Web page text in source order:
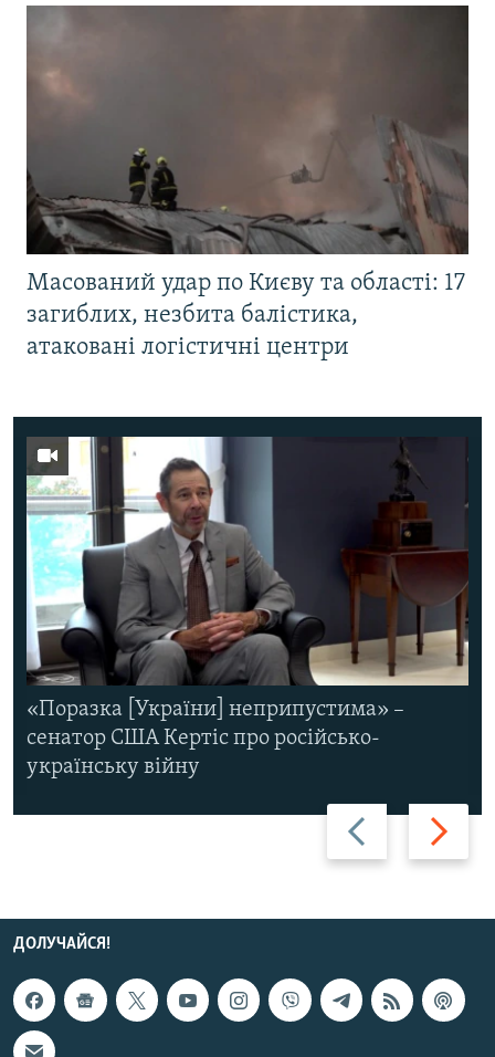
Масований удар по Києву та області: 17
загиблих, незбита балістика,
атаковані логістичні центри
Назад Вперед
«Поразка [України] неприпустима» –
сенатор США Кертіс про російсько-
українську війну
ДОЛУЧАЙСЯ!